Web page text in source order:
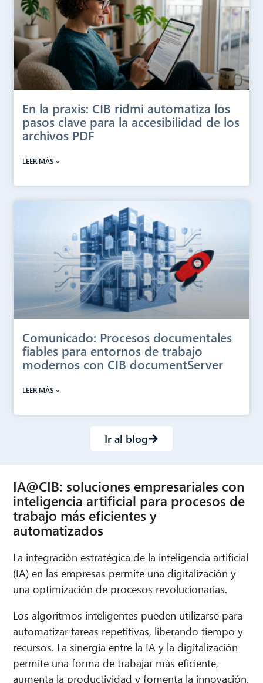
En la praxis: CIB ridmi automatiza los
pasos clave para la accesibilidad de los
archivos PDF
LEER MÁS »
Comunicado: Procesos documentales
fiables para entornos de trabajo
modernos con CIB documentServer
LEER MÁS »
Ir al blog
IA@CIB: soluciones empresariales con
inteligencia artificial para procesos de
trabajo más eficientes y
automatizados
La integración estratégica de la inteligencia artificial
(IA) en las empresas permite una digitalización y
una optimización de procesos revolucionarias.
Los algoritmos inteligentes pueden utilizarse para
automatizar tareas repetitivas, liberando tiempo y
recursos. La sinergia entre la IA y la digitalización
permite una forma de trabajar más eficiente,
aumenta la productividad y fomenta la innovación.